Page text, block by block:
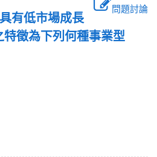
問題討論
有低市場成長
徵為下列何種事業型